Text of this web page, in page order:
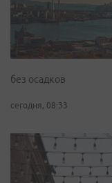
без осадков
сегодня, 08:33